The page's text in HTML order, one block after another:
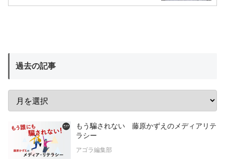
過去の記事
もう騙されない 藤原かずえのメディアリテ
ラシー
アゴラ編集部